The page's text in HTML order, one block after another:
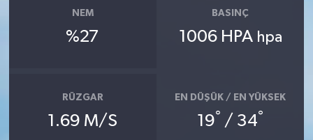
NEM
%27
BASINÇ
1006 HPA hpa
RÜZGAR
1.69 M/S
EN DÜŞÜK / EN YÜKSEK
19° / 34°